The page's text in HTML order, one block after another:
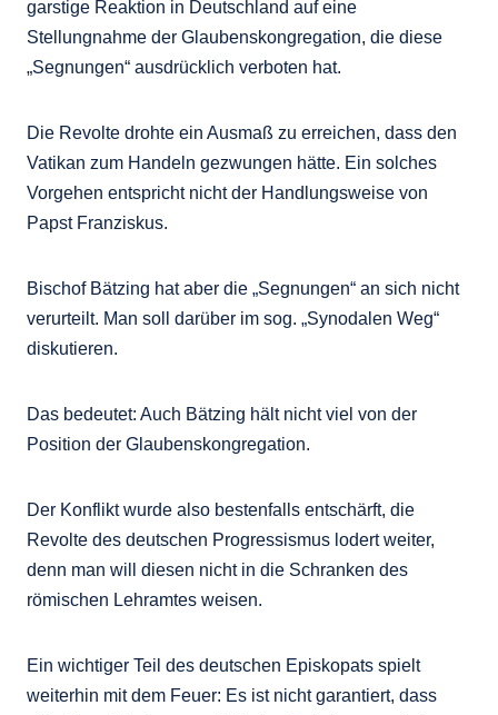
garstige Reaktion in Deutschland auf eine
Stellungnahme der Glaubenskongregation, die diese
„Segnungen“ ausdrücklich verboten hat.
Die Revolte drohte ein Ausmaß zu erreichen, dass den
Vatikan zum Handeln gezwungen hätte. Ein solches
Vorgehen entspricht nicht der Handlungsweise von
Papst Franziskus.
Bischof Bätzing hat aber die „Segnungen“ an sich nicht
verurteilt. Man soll darüber im sog. „Synodalen Weg“
diskutieren.
Das bedeutet: Auch Bätzing hält nicht viel von der
Position der Glaubenskongregation.
Der Konflikt wurde also bestenfalls entschärft, die
Revolte des deutschen Progressismus lodert weiter,
denn man will diesen nicht in die Schranken des
römischen Lehramtes weisen.
Ein wichtiger Teil des deutschen Episkopats spielt
weiterhin mit dem Feuer: Es ist nicht garantiert, dass